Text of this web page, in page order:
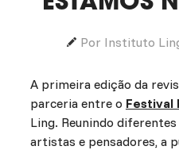
Por Instituto
A primeira edição da
parceria entre o Festival
Ling. Reunindo
artistas e pensadores, a